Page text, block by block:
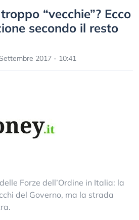
“vecchie”? Ecco
secondo il resto
2017 - 10:41
Forze dell’Ordine in Italia: la
del Governo, ma la strada